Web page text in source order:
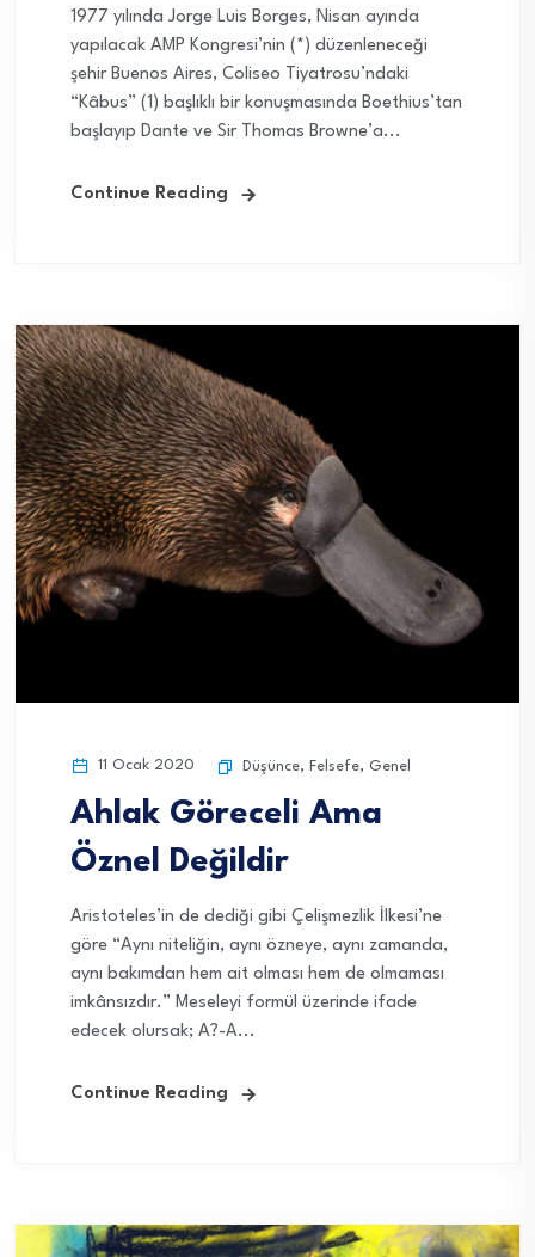
1977 yılında Jorge Luis Borges, Nisan ayında
yapılacak AMP Kongresi’nin (*) düzenleneceği
şehir Buenos Aires, Coliseo Tiyatrosu’ndaki
“Kâbus” (1) başlıklı bir konuşmasında Boethius’tan
başlayıp Dante ve Sir Thomas Browne’a...
Continue Reading
11 Ocak 2020 Düşünce, Felsefe, Genel
Ahlak Göreceli Ama
Öznel Değildir
Aristoteles’in de dediği gibi Çelişmezlik İlkesi’ne
göre “Aynı niteliğin, aynı özneye, aynı zamanda,
aynı bakımdan hem ait olması hem de olmaması
imkânsızdır.” Meseleyi formül üzerinde ifade
edecek olursak; A?-A...
Continue Reading